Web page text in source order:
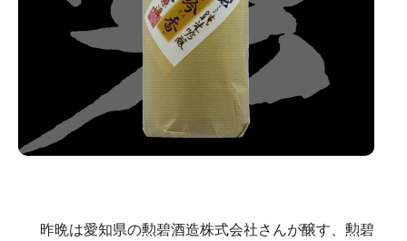
昨晩は愛知県の勲碧酒造株式会社さんが醸す、勲碧